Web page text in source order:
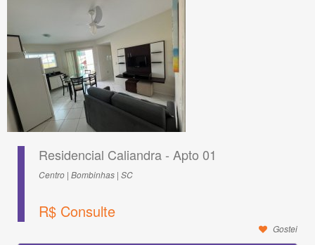
Residencial Caliandra - Apto 01
Centro | Bombinhas | SC
R$ Consulte
Gostei